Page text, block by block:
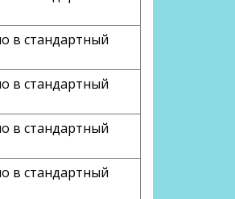
в стандартный
в стандартный
в стандартный
в стандартный